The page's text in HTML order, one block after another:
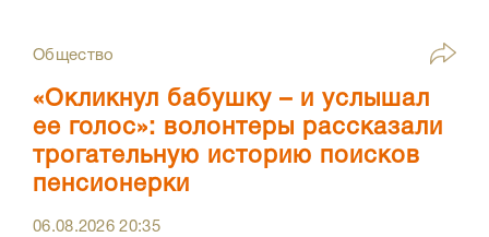
Общество
«Окликнул бабушку – и услышал
ее голос»: волонтеры рассказали
трогательную историю поисков
пенсионерки
06.08.202620:35